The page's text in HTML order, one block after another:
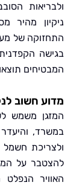
הסובבים.
מהיר מספקים
של מערכת
הקפדנית ביותר,
תוצאות
חשוב לנקות
משמש לשמירה
והיעדר תחזוקה
חשמל
על המסננים
הנפלט